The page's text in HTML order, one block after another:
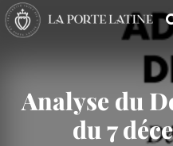
Analyse du
du 7